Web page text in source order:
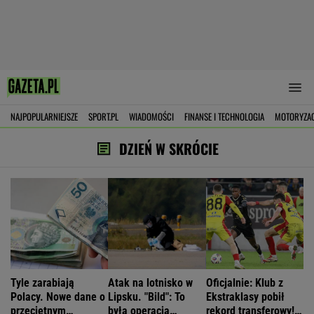
NAJPOPULARNIEJSZE SPORT.PL WIADOMOŚCI FINANSE I TECHNOLOGIA
DZIEŃ W SKRÓCIE
Tyle zarabiają
Polacy. Nowe dane o
przeciętnym
Atak na lotnisko w
Lipsku. "Bild": To
była operacja
Oficjalnie: Klub z
Ekstraklasy pobił
rekord transferowy!